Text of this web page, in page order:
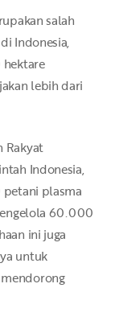
salah
Indonesia,
lebih dari
Rakyat
Indonesia,
plasma
60.000
ini juga
untuk